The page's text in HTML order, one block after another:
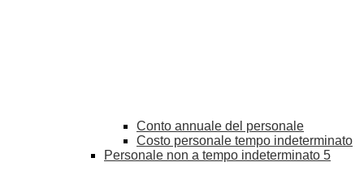
Conto annuale del personale
Costo personale tempo indeterminato
Personale non a tempo indeterminato 5